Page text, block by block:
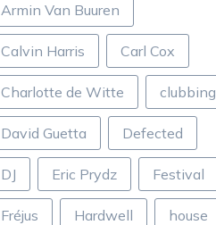
Armin Van Buuren
Calvin Harris Carl Cox
Charlotte de Witte clubbing
David Guetta Defected
DJ Eric Prydz Festival
Fréjus Hardwell house